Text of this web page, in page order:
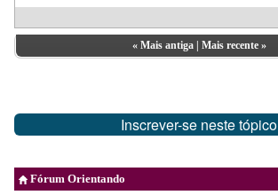
« Mais antiga| Mais recente»
Inscrever-se neste tópico
Fórum Orientando